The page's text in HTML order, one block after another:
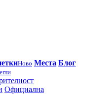
Ново Места Блог
Официална